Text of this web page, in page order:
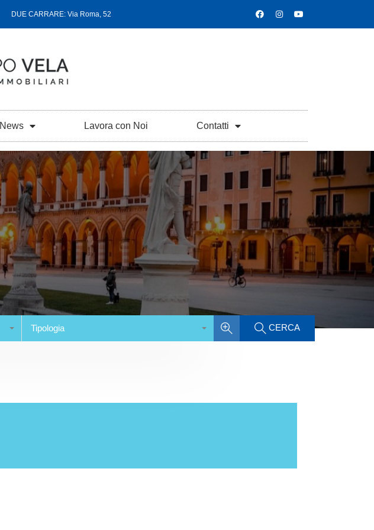
DUE CARRARE: Via Roma, 52
News Lavora con Noi Contatti
Tipologia CERCA